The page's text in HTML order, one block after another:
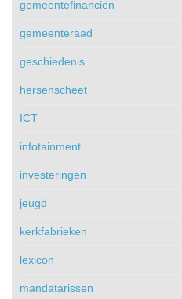
gemeentefinanciën
gemeenteraad
geschiedenis
hersenscheet
ICT
infotainment
investeringen
jeugd
kerkfabrieken
lexicon
mandatarissen